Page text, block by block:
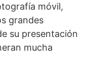
móvil,
grandes
su presentación
mucha